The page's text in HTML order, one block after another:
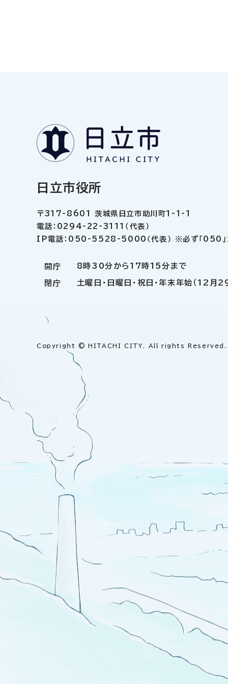
日立市役所
〒317-8601 茨城県日立市助川町1-1-1
電話：0294-22-3111（代表）
IP電話：050-5528-5000（代表） ※必ず「050」か
開庁 8時30分から17時15分まで
閉庁 土曜日・日曜日・祝日・年末年始（12
Copyright © HITACHI CITY. All rights Reserved.